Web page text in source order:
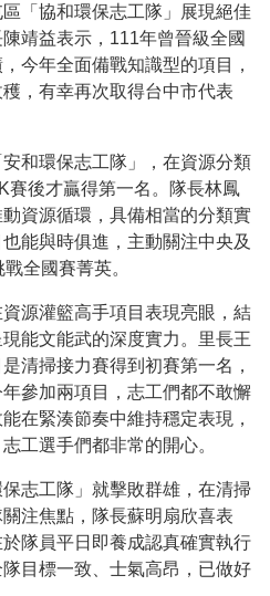
「協和環保志工隊」展現絕佳
靖益表示，111年曾晉級全國
今年全面備戰知識型的項目，
，有幸再次取得台中市代表
和環保志工隊」，在資源分類
賽後才贏得第一名。隊長林鳳
資源循環，具備相當的分類實
能與時俱進，主動關注中央及
全國賽菁英。
源灌籃高手項目表現亮眼，結
能文能武的深度實力。里長王
清掃接力賽得到初賽第一名，
參加兩項目，志工們都不敢懈
在緊湊節奏中維持穩定表現，
工選手們都非常的開心。
志工隊」就擊敗群雄，在清掃
注焦點，隊長蘇明扇欣喜表
隊員平日即養成認真確實執行
目標一致、士氣高昂，已做好